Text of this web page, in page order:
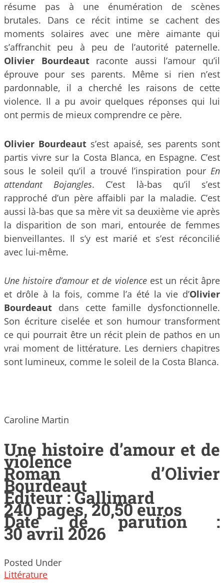
résume pas à une énumération de scènes
brutales. Dans ce récit intime se cachent des
moments solaires avec une mère aimante qui
s’affranchit peu à peu de l’autorité paternelle.
Olivier Bourdeautraconte aussi l’amour qu’il
éprouve pour ses parents. Même si rien n’est
pardonnable, il a cherché les raisons de cette
violence. Il a pu avoir quelques réponses qui lui
ont permis de mieux comprendre ce père.
Olivier Bourdeaut s’est apaisé, ses parents sont
partis vivre sur la Costa Blanca, en Espagne. C’est
sous le soleil qu’il a trouvé l’inspiration pour En
attendant Bojangles. C’est là-bas qu’il s’est
rapproché d’un père affaibli par la maladie. C’est
aussi là-bas que sa mère vit sa deuxième vie après
la disparition de son mari, entourée de femmes
bienveillantes. Il s’y est marié et s’est réconcilié
avec lui-même.
Une histoire d’amour et de violenceest un récit âpre
et drôle à la fois, comme l’a été la vie d’Olivier
Bourdeaut dans cette famille dysfonctionnelle.
Son écriture ciselée et son humour transforment
ce qui pourrait être un récit plein de pathos en un
vrai moment de littérature. Les derniers chapitres
sont lumineux, comme le soleil de la Costa Blanca.
Caroline Martin
Une histoire d’amour et de
violence
Roman d’Olivier
Bourdeaut
Editeur : Gallimard
240 pages, 20,50 euros
Date de parution :
30 avril 2026
Posted Under
Littérature